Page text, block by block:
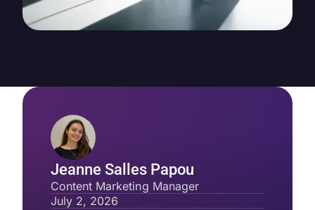
Jeanne Salles Papou
Content Marketing Manager
July 2, 2026